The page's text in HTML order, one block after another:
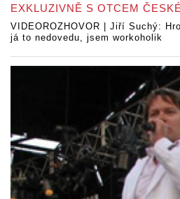
EXKLUZIVNĚ S OTCEM
VIDEOROZHOVOR | Jiří Suchý:
já to nedovedu, jsem workoholik